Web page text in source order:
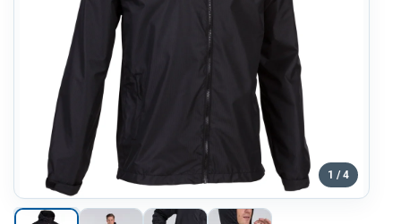
1 / 4